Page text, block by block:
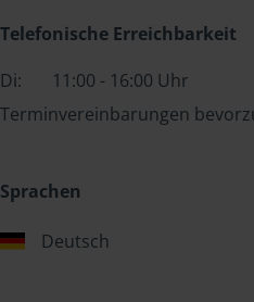
Telefonische Erreichbarkeit
Di:
11:00 - 16:00 Uhr
Terminvereinbarungen
Sprachen
Deutsch